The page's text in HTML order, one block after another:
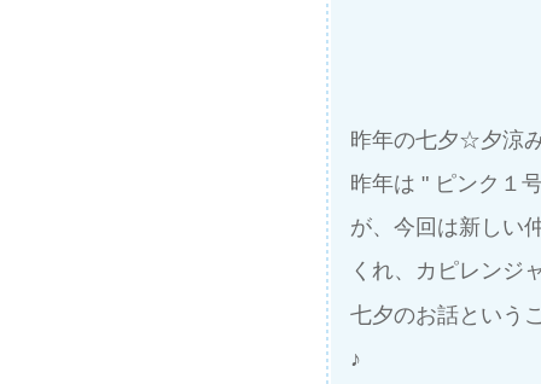
昨年の七夕☆夕涼
昨年は " ピンク１
が、今回は新しい
くれ、カピレンジ
七夕のお話という
♪